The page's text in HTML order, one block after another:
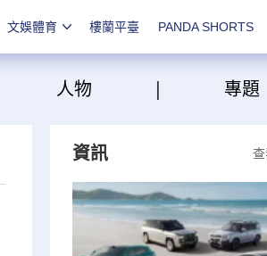
文娛體育 樓蘭平臺 PANDA SHORTS
人物 | 專題
資訊